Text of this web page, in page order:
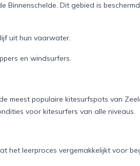
Dit gebied is
uit hun vaarwater.
en windsurfers.
meest populaire kitesurfspots van
voor kitesurfers van alle niveaus.
het leerproces vergemakkelijkt voor